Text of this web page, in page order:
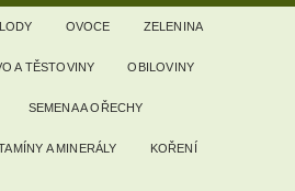
OVOCE ZELENINA
A TĚSTOVINY OBILOVINY
SEMENA A OŘECHY
A MINERÁLY KOŘENÍ